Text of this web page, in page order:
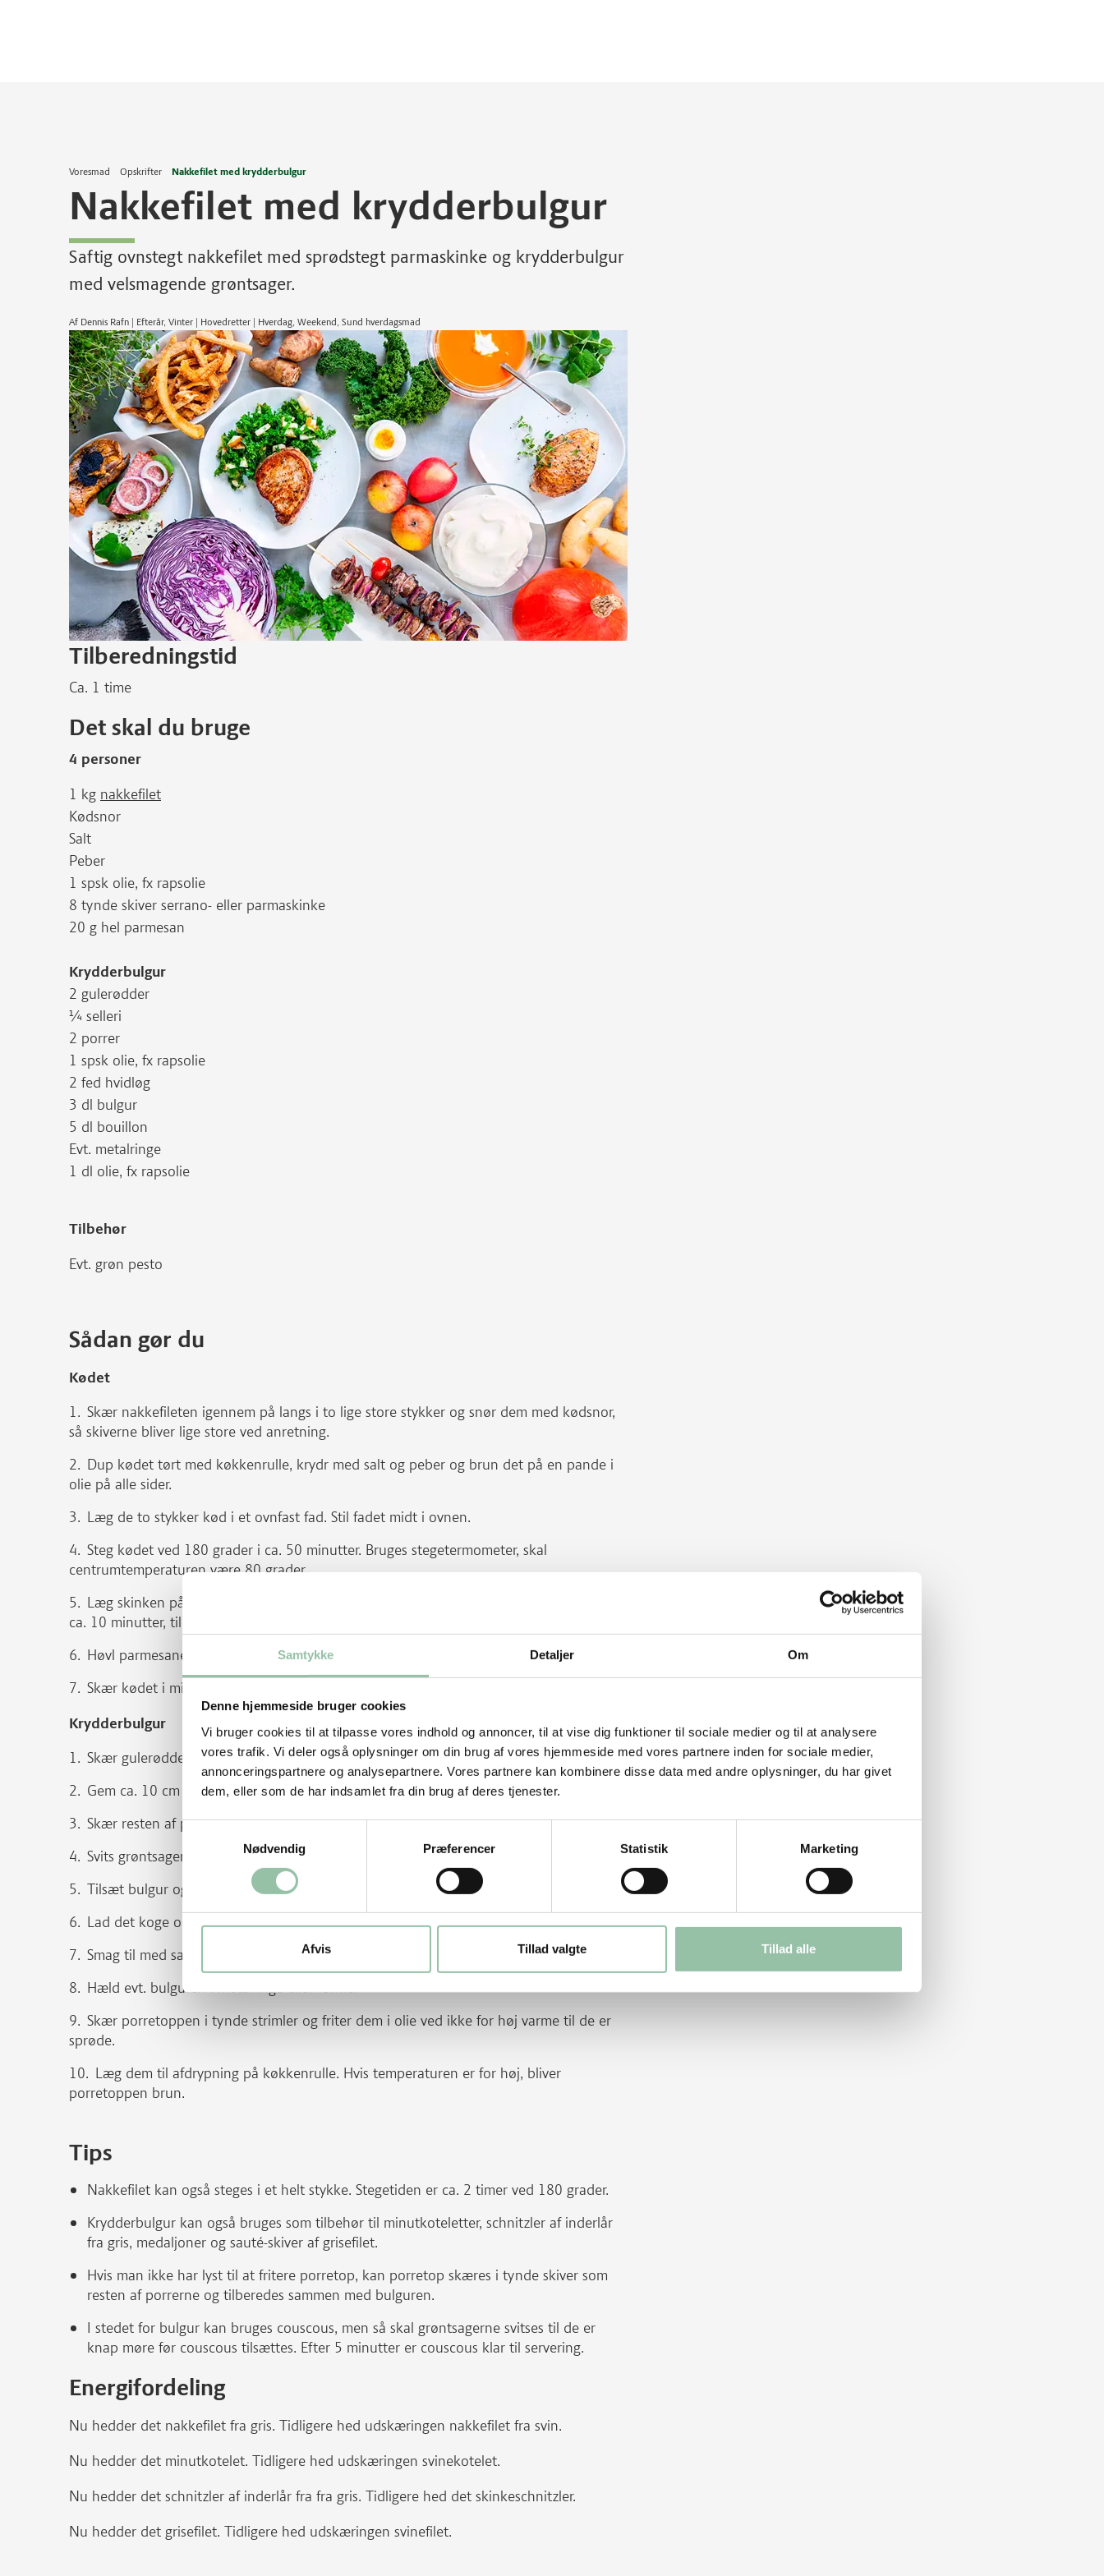
Samtykke Detaljer Om
Denne hjemmeside bruger cookies
Vi bruger cookies til at tilpasse vores indhold og annoncer, til at vise dig funktioner til sociale medier og til at analysere
vores trafik. Vi deler også oplysninger om din brug af vores hjemmeside med vores partnere inden for sociale medier,
annonceringspartnere og analysepartnere. Vores partnere kan kombinere disse data med andre oplysninger, du har givet
dem, eller som de har indsamlet fra din brug af deres tjenester.
Samtykkevalg
Nødvendig
Præferencer Statistik Marketing
Afvis Tillad valgte Tillad alle
Voresmad Opskrifter Nakkefilet med krydderbulgur
Nakkefilet med krydderbulgur
Saftig ovnstegt nakkefilet med sprødstegt parmaskinke og krydderbulgur
med velsmagende grøntsager.
Af Dennis Rafn | Efterår, Vinter | Hovedretter | Hverdag, Weekend, Sund hverdagsmad
Tilberedningstid
Ca. 1 time
Det skal du bruge
4 personer
1 kg nakkefilet
Kødsnor
Salt
Peber
1 spsk olie, fx rapsolie
8 tynde skiver serrano- eller parmaskinke
20 g hel parmesan
Krydderbulgur
2 gulerødder
¼ selleri
2 porrer
1 spsk olie, fx rapsolie
2 fed hvidløg
3 dl bulgur
5 dl bouillon
Evt. metalringe
1 dl olie, fx rapsolie
Tilbehør
Evt. grøn pesto
Sådan gør du
Kødet
Skær nakkefileten igennem på langs i to lige store stykker og snør dem med kødsnor,
så skiverne bliver lige store ved anretning.
Dup kødet tørt med køkkenrulle, krydr med salt og peber og brun det på en pande i
olie på alle sider.
Læg de to stykker kød i et ovnfast fad. Stil fadet midt i ovnen.
Steg kødet ved 180 grader i ca. 50 minutter. Bruges stegetermometer, skal
centrumtemperaturen være 80 grader.
Læg skinken på en bageplade med bagepapir og stil skiverne i ovnen ved 180 grader i
ca. 10 minutter, til de er sprøde.
Høvl parmesanen i skiver med en kartoffelskræller eller en ostehøvl.
Skær kødet i mindst 8 pæne skiver.
Krydderbulgur
Skær gulerødder og selleri i meget små tern.
Gem ca. 10 cm porretop fra den ene porre.
Skær resten af porrerne i tynde skiver.
Svits grøntsagerne i olie sammen med finthakket hvidløg i ca. 5 minutter.
Tilsæt bulgur og bouillon.
Lad det koge op. Sluk for varmen og lad gryden stå i ca. 10 minutter under låg.
Smag til med salt og peber.
Hæld evt. bulguren i metalringe eller forme.
Skær porretoppen i tynde strimler og friter dem i olie ved ikke for høj varme til de er
sprøde.
Læg dem til afdrypning på køkkenrulle. Hvis temperaturen er for høj, bliver
porretoppen brun.
Tips
Nakkefilet kan også steges i et helt stykke. Stegetiden er ca. 2 timer ved 180 grader.
Krydderbulgur kan også bruges som tilbehør til minutkoteletter, schnitzler af inderlår
fra gris, medaljoner og sauté-skiver af grisefilet.
Hvis man ikke har lyst til at fritere porretop, kan porretop skæres i tynde skiver som
resten af porrerne og tilberedes sammen med bulguren.
I stedet for bulgur kan bruges couscous, men så skal grøntsagerne svitses til de er
knap møre før couscous tilsættes. Efter 5 minutter er couscous klar til servering.
Energifordeling
Nu hedder det nakkefilet fra gris. Tidligere hed udskæringen nakkefilet fra svin.
Nu hedder det minutkotelet. Tidligere hed udskæringen svinekotelet.
Nu hedder det schnitzler af inderlår fra fra gris. Tidligere hed det skinkeschnitzler.
Nu hedder det grisefilet. Tidligere hed udskæringen svinefilet.